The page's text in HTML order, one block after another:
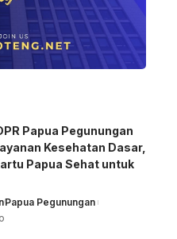
Papua Pegunungan
Kesehatan Dasar,
Papua Sehat untuk
Papua Pegunungan